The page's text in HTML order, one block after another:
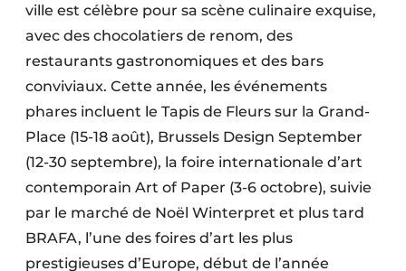
ville est célèbre pour sa scène culinaire exquise,
avec des chocolatiers de renom, des
restaurants gastronomiques et des bars
conviviaux. Cette année, les événements
phares incluent le Tapis de Fleurs sur la Grand-
Place (15-18 août), Brussels Design September
(12-30 septembre), la foire internationale d’art
contemporain Art of Paper (3-6 octobre), suivie
par le marché de Noël Winterpret et plus tard
BRAFA, l’une des foires d’art les plus
prestigieuses d’Europe, début de l’année